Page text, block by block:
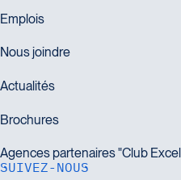
SUIVEZ-NOUS